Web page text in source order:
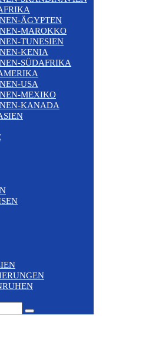
ÄGYPTEN
MAROKKO
TUNESIEN
KENIA
SÜDAFRIKA
USA
MEXIKO
KANADA